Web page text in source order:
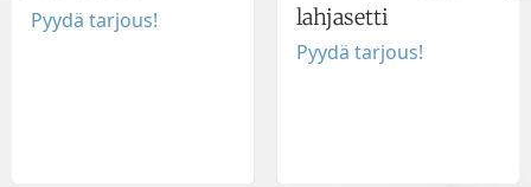
Pyydä tarjous!
lahjasetti
Pyydä tarjous!